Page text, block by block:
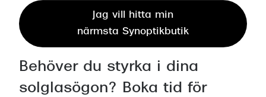
Jag vill hitta min
närmsta Synoptikbutik
Behöver du styrka i dina
solglasögon? Boka tid för